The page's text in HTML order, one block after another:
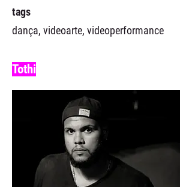
tags
dança, videoarte, videoperformance
Tothi